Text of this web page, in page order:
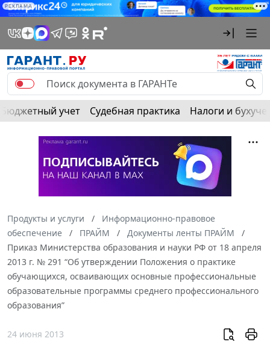
РЕКЛАМА
Бюджетный учет Судебная практика Налоги и
Продукты и услуги
Информационно-правовое
обеспечение
ПРАЙМ
Документы ленты ПРАЙМ
Приказ Министерства образования и науки РФ от 18 апреля
2013 г. № 291 “Об утверждении Положения о практике
обучающихся, осваивающих основные профессиональные
образовательные программы среднего профессионального
образования”
24 июня 2013